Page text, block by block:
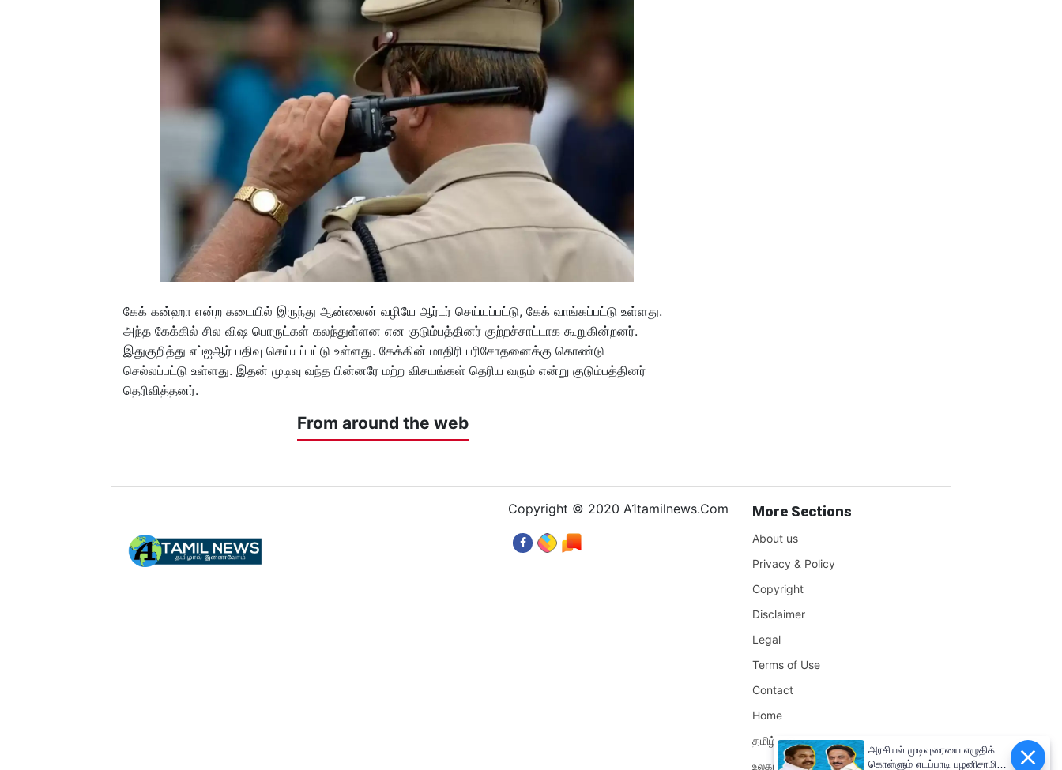
கேக் கன்ஹா என்ற கடையில் இருந்து ஆன்லைன் வழியே ஆர்டர் செய்யப்பட்டு, கேக் வாங்கப்பட்டு உள்ளது.
அந்த கேக்கில் சில விஷ பொருட்கள் கலந்துள்ளன என குடும்பத்தினர் குற்றச்சாட்டாக கூறுகின்றனர்.
இதுகுறித்து எப்ஐஆர் பதிவு செய்யப்பட்டு உள்ளது. கேக்கின் மாதிரி பரிசோதனைக்கு கொண்டு
செல்லப்பட்டு உள்ளது. இதன் முடிவு வந்த பின்னரே மற்ற விசயங்கள் தெரிய வரும் என்று குடும்பத்தினர்
தெரிவித்தனர்.
From around the web
Copyright © 2020 A1tamilnews.Com More Sections
About us
Privacy & Policy
Copyright
Disclaimer
Legal
Terms of Use
Contact
Home
தமிழ்நாடு
உலகம்
அரசியல் முடிவுரையை எழுதிக்
கொள்ளும் எடப்பாடி பழனிசாமி!!